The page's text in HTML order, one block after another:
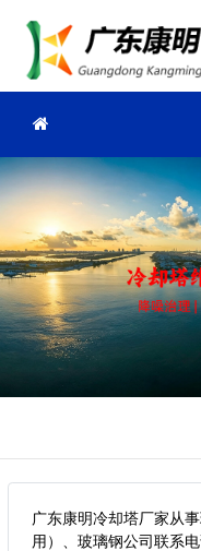
广东康明冷却塔厂家从
用）、玻璃钢公司联系